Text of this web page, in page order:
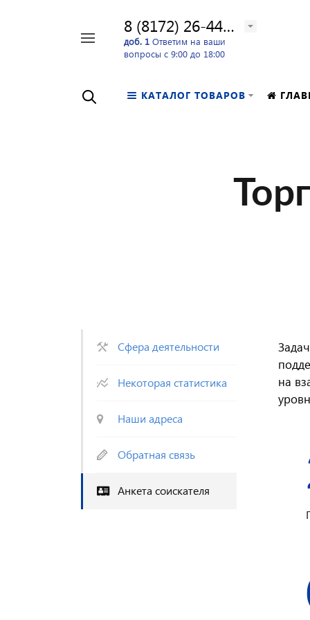
8 (8172) 26-44-24
доб. 1 Ответим на ваши
вопросы с 9:00 до 18:00
КАТАЛОГ ТОВАРОВ
Сфера деятельности
Некоторая статистика
Наши адреса
Обратная связь
Анкета соискателя
на